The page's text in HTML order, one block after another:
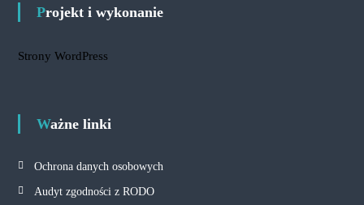
Projekt i wykonanie
Strony WordPress
Ważne linki
Ochrona danych osobowych
Audyt zgodności z RODO